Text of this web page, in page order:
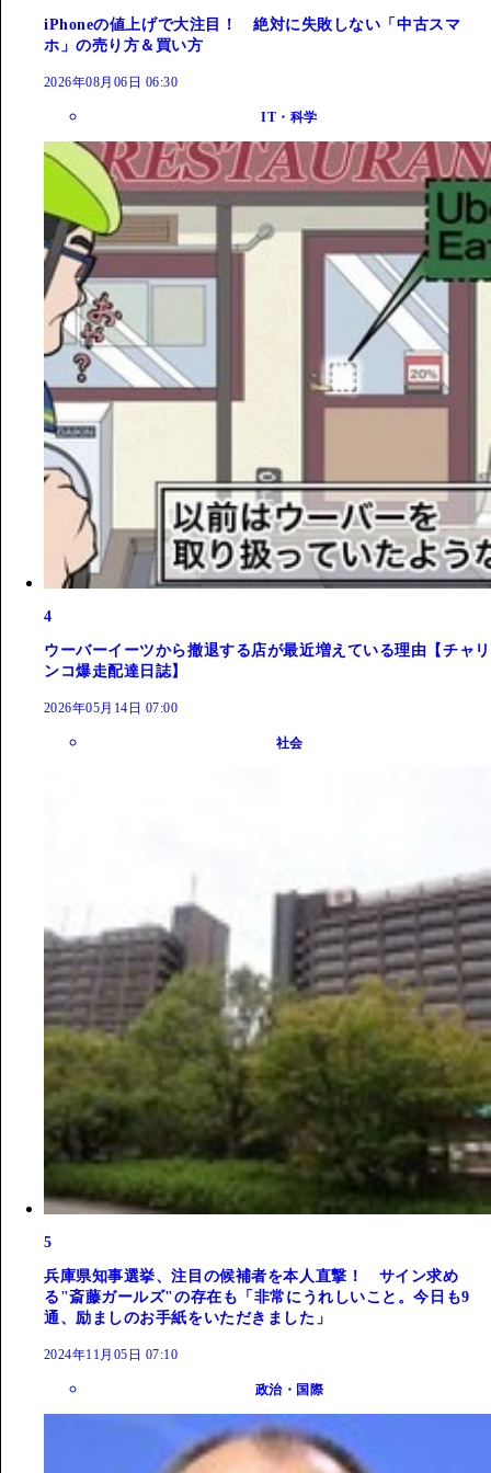
iPhoneの値上げで大注目！ 絶対に失敗しない「中古スマ
ホ」の売り方＆買い方
2026年08月06日 06:30
IT・科学
4
ウーバーイーツから撤退する店が最近増えている理由【チャリ
ンコ爆走配達日誌】
2026年05月14日 07:00
社会
5
兵庫県知事選挙、注目の候補者を本人直撃！ サイン求め
る"斎藤ガールズ"の存在も「非常にうれしいこと。今日も9
通、励ましのお手紙をいただきました」
2024年11月05日 07:10
政治・国際